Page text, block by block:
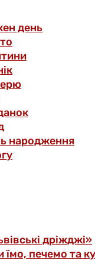
день
народження
дріжджі»
печемо та